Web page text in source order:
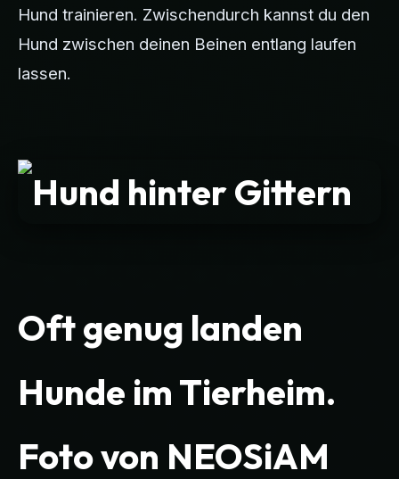
Hund trainieren. Zwischendurch kannst du den
Hund zwischen deinen Beinen entlang laufen
lassen.
Oft genug landen
Hunde im Tierheim.
Foto von NEOSiAM